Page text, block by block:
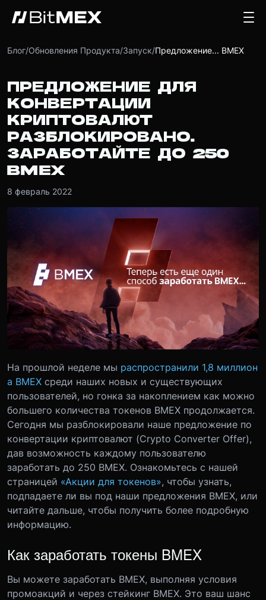
Блог/Обновления Продукта/Запуск/Предложение... BMEX
ПРЕДЛОЖЕНИЕ ДЛЯ
КОНВЕРТАЦИИ
КРИПТОВАЛЮТ
РАЗБЛОКИРОВАНО.
ЗАРАБОТАЙТЕ ДО 250
BMEX
8 февраль 2022
На прошлой неделе мы распространили 1,8 миллион
а BMEX среди наших новых и существующих
пользователей, но гонка за накоплением как можно
большего количества токенов BMEX продолжается.
Сегодня мы разблокировали наше предложение по
конвертации криптовалют (Crypto Converter Offer),
дав возможность каждому пользователю
заработать до 250 BMEX. Ознакомьтесь с нашей
страницей «Акции для токенов», чтобы узнать,
подпадаете ли вы под наши предложения BMEX, или
читайте дальше, чтобы получить более подробную
информацию.
Как заработать токены BMEX
Вы можете заработать BMEX, выполняя условия
промоакций и через стейкинг BMEX. Это ваш шанс